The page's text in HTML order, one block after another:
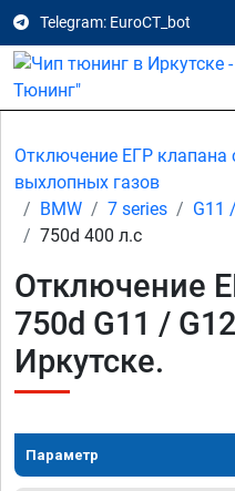
Telegram: EuroCT_bot
Отключение ЕГР клапана
выхлопных газов
BMW
7 series
G11
750d 400 л.с
Отключение
750d G11 /
Иркутске.
Параметр